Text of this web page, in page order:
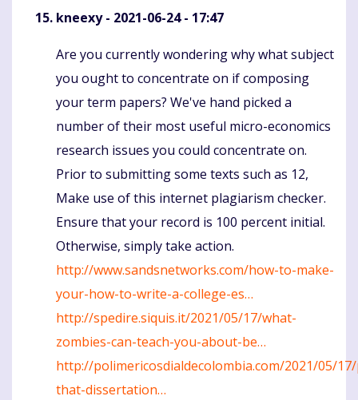
kneexy- 2021-06-24 - 17:47
Komentaras
Are you currently wondering why what subject
you ought to concentrate on if composing
your term papers? We've hand picked a
number of their most useful micro-economics
research issues you could concentrate on.
Prior to submitting some texts such as 12,
Make use of this internet plagiarism checker.
Ensure that your record is 100 percent initial.
Otherwise, simply take action.
http://www.sandsnetworks.com/how-to-make-
your-how-to-write-a-college-es…
http://spedire.siquis.it/2021/05/17/what-
zombies-can-teach-you-about-be…
http://polimericosdialdecolombia.com/2021/05/
that-dissertation…